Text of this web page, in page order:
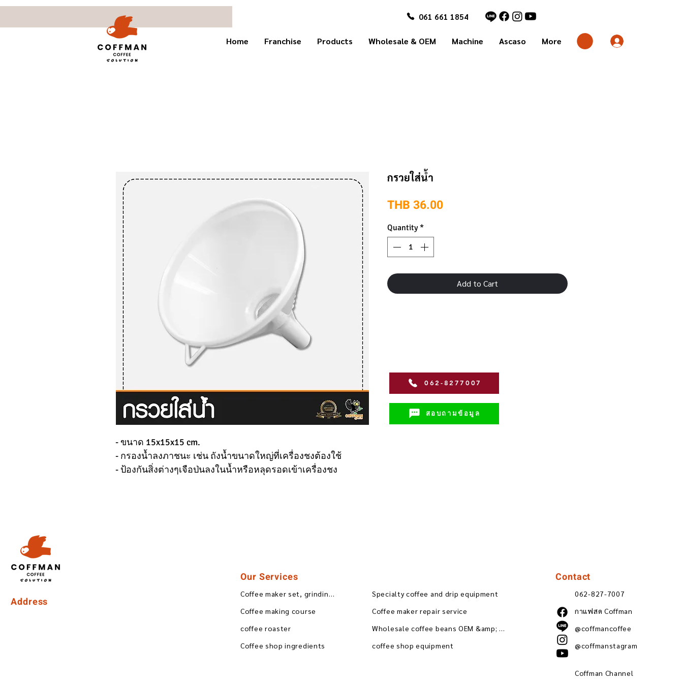
061 661 1854
Home Franchise Products Wholesale & OEM Machine Ascaso More
- ขนาด 15x15x15 cm.
- กรองน้ำลงภาชนะ เช่น ถังน้ำขนาดใหญ่ที่เครื่องชงต้องใช้
- ป้องกันสิ่งต่างๆเจือป่นลงในน้ำหรือหลุดรอดเข้าเครื่องชง
กรวยใส่น้ำ
THB 36.00Price
Quantity *
Add to Cart
สอบถามข้อมูล
062-8277007
Address
Our Services
Coffee maker set, grinding, blending
Coffee making course
coffee roaster
Coffee shop ingredients
Specialty coffee and drip equipment
Coffee maker repair service
Wholesale coffee beans OEM &amp; ODM
coffee shop equipment
Contact
062-827-7007
กาแฟสด Coffman
@coffmancoffee
@coffmanstagram
Coffman Channel